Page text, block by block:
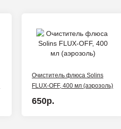
Очиститель флюса Solins
FLUX-OFF, 400 мл (аэрозоль)
650р.